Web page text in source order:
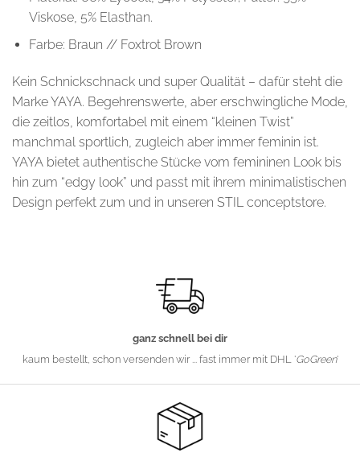
Viskose, 5% Elasthan.
Farbe: Braun // Foxtrot Brown
Kein Schnickschnack und super Qualität – dafür steht die
Marke YAYA. Begehrenswerte, aber erschwingliche Mode,
die zeitlos, komfortabel mit einem “kleinen Twist”
manchmal sportlich, zugleich aber immer feminin ist.
YAYA bietet authentische Stücke vom femininen Look bis
hin zum “edgy look” und passt mit ihrem minimalistischen
Design perfekt zum und in unseren STIL conceptstore.
ganz schnell bei dir
kaum bestellt, schon versenden wir ... fast immer mit DHL 'GoGreen'